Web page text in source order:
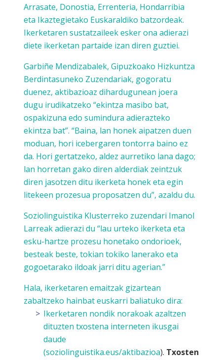
Arrasate, Donostia, Errenteria, Hondarribia
eta Ikaztegietako Euskaraldiko batzordeak.
Ikerketaren sustatzaileek esker ona adierazi
diete ikerketan partaide izan diren guztiei.
Garbiñe Mendizabalek, Gipuzkoako Hizkuntza
Berdintasuneko Zuzendariak, gogoratu
duenez, aktibazioaz dihardugunean joera
dugu irudikatzeko “ekintza masibo bat,
ospakizuna edo sumindura adierazteko
ekintza bat”. “Baina, lan honek aipatzen duen
moduan, hori icebergaren tontorra baino ez
da. Hori gertatzeko, aldez aurretiko lana dago;
lan horretan gako diren alderdiak zeintzuk
diren jasotzen ditu ikerketa honek eta egin
litekeen prozesua proposatzen du”, azaldu du.
Soziolinguistika Klusterreko zuzendari Imanol
Larreak adierazi du “lau urteko ikerketa eta
esku-hartze prozesu honetako ondorioek,
besteak beste, tokian tokiko lanerako eta
gogoetarako ildoak jarri ditu agerian.”
Hala, ikerketaren emaitzak gizartean
zabaltzeko hainbat euskarri baliatuko dira:
Ikerketaren nondik norakoak azaltzen
dituzten txostena interneten ikusgai
daude
(soziolinguistika.eus/aktibazioa). Txosten